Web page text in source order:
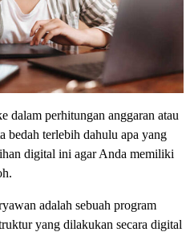
dalam perhitungan anggaran atau
bedah terlebih dahulu apa yang
digital ini agar Anda memiliki
adalah sebuah program
yang dilakukan secara digital